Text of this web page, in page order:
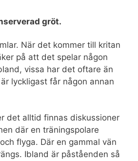
gröt.
När det kommer till kritan
på att det spelar någon
vissa har det oftare än
lyckligast får någon annan
det alltid finnas diskussioner
där en träningspolare
flyga. Där en gammal vän
Ibland är påståenden så